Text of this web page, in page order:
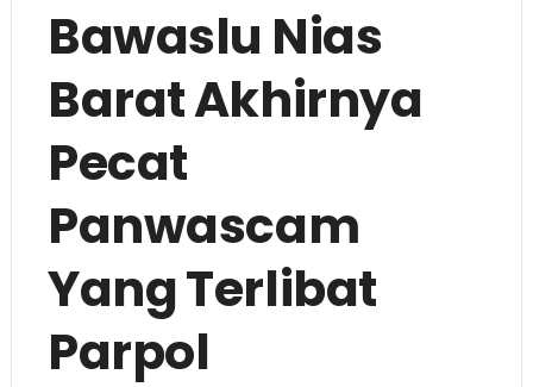
Bawaslu Nias
Barat Akhirnya
Pecat
Panwascam
Yang Terlibat
Parpol